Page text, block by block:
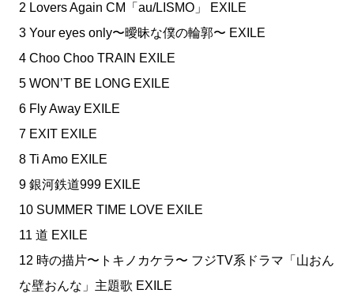
2 Lovers Again CM「au/LISMO」 EXILE
3 Your eyes only〜曖昧な僕の輪郭〜 EXILE
4 Choo Choo TRAIN EXILE
5 WON’T BE LONG EXILE
6 Fly Away EXILE
7 EXIT EXILE
8 Ti Amo EXILE
9 銀河鉄道999 EXILE
10 SUMMER TIME LOVE EXILE
11 道 EXILE
12 時の描片〜トキノカケラ〜 フジTV系ドラマ「山おん
な壁おんな」主題歌 EXILE